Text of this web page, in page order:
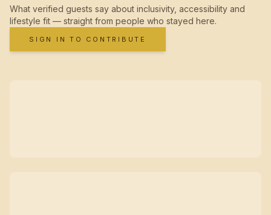
What verified guests say about inclusivity, accessibility and
lifestyle fit — straight from people who stayed here.
SIGN IN TO CONTRIBUTE